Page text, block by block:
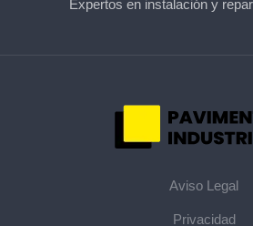
Expertos en instalación y
Aviso Legal
Privacidad